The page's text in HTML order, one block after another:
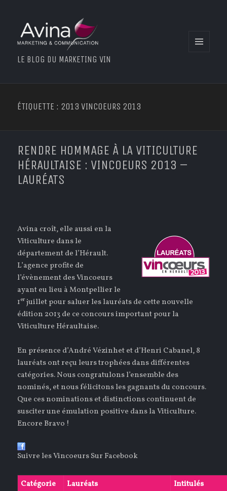
LE BLOG DU MARKETING VIN
ÉTIQUETTE : 2013 VINCOEURS 2013
RENDRE HOMMAGE À LA VITICULTURE
HÉRAULTAISE : VINCOEURS 2013 –
LAURÉATS
Avina croît, elle aussi en la
Viticulture dans le
département de l’Hérault.
L’agence profite de
l’évènement des Vincoeurs
ayant eu lieu à Montpellier le
1erjuillet pour saluer les lauréats de cette nouvelle
édition 2013 de ce concours important pour la
Viticulture Héraultaise.
En présence d’André Vézinhet et d’Henri Cabanel, 8
lauréats ont reçu leurs trophées dans différentes
catégories. Nous congratulons l’ensemble des
nominés, et nous félicitons les gagnants du concours.
Que ces nominations et distinctions continuent de
susciter une émulation positive dans la Viticulture.
Encore Bravo !
Suivre les Vincoeurs Sur Facebook
Catégorie Lauréats
Intitulés